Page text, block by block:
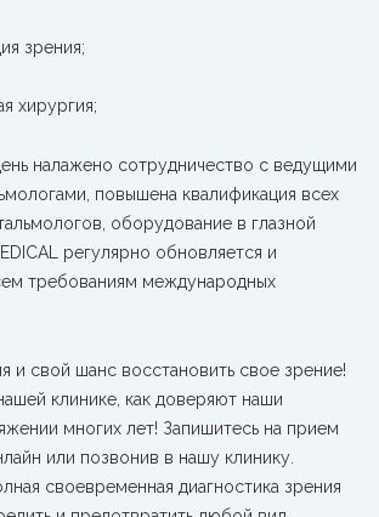
зрения;
хирургия;
налажено сотрудничество с ведущими
повышена квалификация всех
оборудование в глазной
регулярно обновляется и
требованиям международных
и свой шанс восстановить свое зрение!
клинике, как доверяют наши
многих лет! Запишитесь на прием
или позвонив в нашу клинику.
своевременная диагностика зрения